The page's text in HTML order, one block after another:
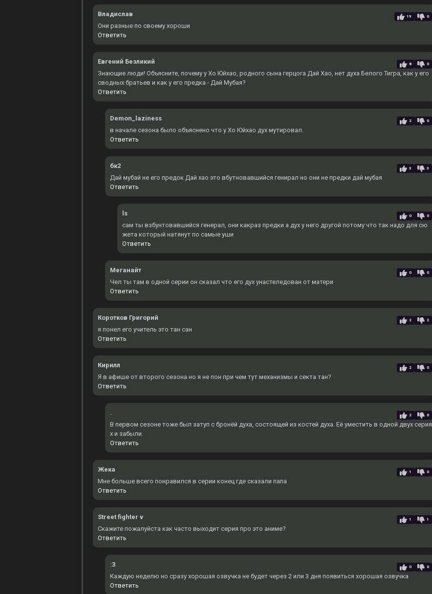
Владислав 19 0
Они разные по своему хороши
Ответить
Евгений Безликий 8 0
Знающие люди! Объясните, почему у Хо Юйхао, родного сына герцога Дай Хао, нет духа Белого Тигра, как у его
сводных братьев и как у его предка - Дай Мубая?
Ответить
Demon_laziness 2 0
в начале сезона было объяснено что у Хо Юйхао дух мутировал.
Ответить
бк2 3 3
Дай мубай не его предок Дай хао это вбутновавшийся генирал но они не предки дай мубая
Ответить
ls 0 0
сам ты взбунтовавшийся генерал, они какраз предки а дух у него другой потому что так надо для сю
жета который натянут по самые уши
Ответить
Меганайт 0 0
Чел ты там в одной серии он сказал что его дух унастеледован от матери
Ответить
Коротков Григорий 2 2
я понел его учитель это тан сан
Ответить
Кирилл 2 0
Я в афише от второго сезона но я не пон при чем тут механизмы и секта тан?
Ответить
. 2 0
В первом сезоне тоже был затуп с бронёй духа, состоящей из костей духа. Еë уместить в одной двух серия
х и забыли.
Ответить
Жека 1 0
Мне больше всего понравился в серии конец где сказали папа
Ответить
Street fighter v 1 1
Скажите пожалуйста как часто выходит серия про это аниме?
Ответить
:3 0 0
Каждую неделю но сразу хорошая озвучка не будет через 2 или 3 дня появиться хорошая озвучка
Ответить